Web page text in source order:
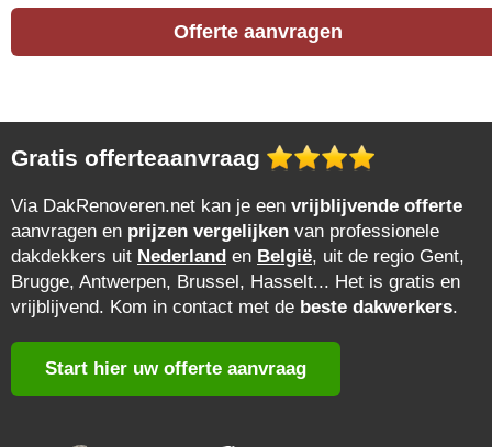
Offerte aanvragen
Gratis offerteaanvraag
Via DakRenoveren.net kan je een vrijblijvende offerte
aanvragen en prijzen vergelijken van professionele
dakdekkers uit Nederland en België, uit de regio Gent,
Brugge, Antwerpen, Brussel, Hasselt... Het is gratis en
vrijblijvend. Kom in contact met de beste dakwerkers.
Start hier uw offerte aanvraag